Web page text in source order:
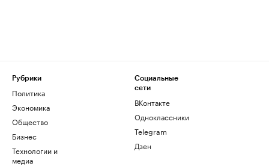
Рубрики
Политика
Экономика
Общество
Бизнес
Технологии и
медиа
Социальные
сети
ВКонтакте
Одноклассники
Telegram
Дзен